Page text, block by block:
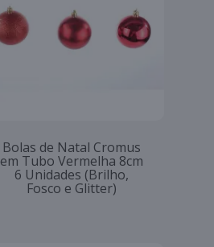
Bolas de Natal Cromus
em Tubo Vermelha 8cm
6 Unidades (Brilho,
Fosco e Glitter)